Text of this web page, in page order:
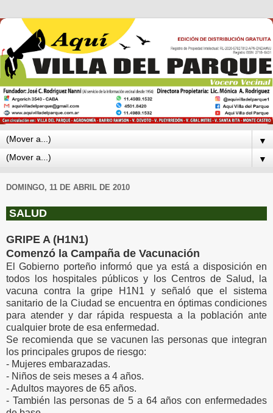
▼
▼
DOMINGO, 11 DE ABRIL DE 2010
SALUD
GRIPE A (H1N1)
Comenzó la Campaña de Vacunación
El Gobierno porteño informó que ya está a disposición en
todos los hospitales públicos y los Centros de Salud, la
vacuna contra la gripe H1N1 y señaló que el sistema
sanitario de la Ciudad se encuentra en óptimas condiciones
para atender y dar rápida respuesta a la población ante
cualquier brote de esa enfermedad.
Se recomienda que se vacunen las personas que integran
los principales grupos de riesgo:
- Mujeres embarazadas.
- Niños de seis meses a 4 años.
- Adultos mayores de 65 años.
- También las personas de 5 a 64 años con enfermedades